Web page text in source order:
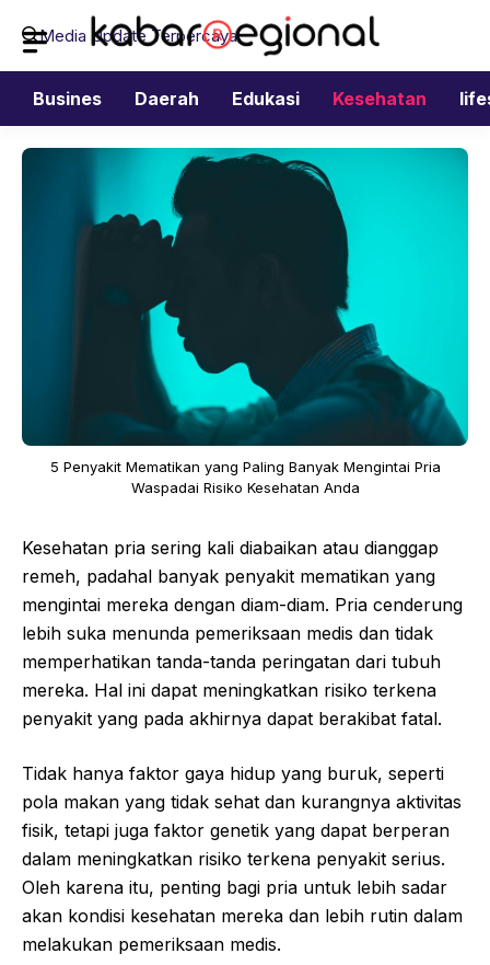
isi
Media Update Terpercaya
Busines Daerah Edukasi Kesehatan
5 Penyakit Mematikan yang Paling Banyak Mengintai Pria
Waspadai Risiko Kesehatan Anda
Kesehatan pria sering kali diabaikan atau dianggap
remeh, padahal banyak penyakit mematikan yang
mengintai mereka dengan diam-diam. Pria cenderung
lebih suka menunda pemeriksaan medis dan tidak
memperhatikan tanda-tanda peringatan dari tubuh
mereka. Hal ini dapat meningkatkan risiko terkena
penyakit yang pada akhirnya dapat berakibat fatal.
Tidak hanya faktor gaya hidup yang buruk, seperti
pola makan yang tidak sehat dan kurangnya aktivitas
fisik, tetapi juga faktor genetik yang dapat berperan
dalam meningkatkan risiko terkena penyakit serius.
Oleh karena itu, penting bagi pria untuk lebih sadar
akan kondisi kesehatan mereka dan lebih rutin dalam
melakukan pemeriksaan medis.